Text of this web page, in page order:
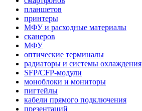
планшетов
принтеры
МФУ и расходные материалы
сканеров
МФУ
оптические терминалы
радиаторы и системы охлаждения
SFP/CFP-модули
моноблоки и мониторы
пигтейлы
кабели прямого подключения
презентаций